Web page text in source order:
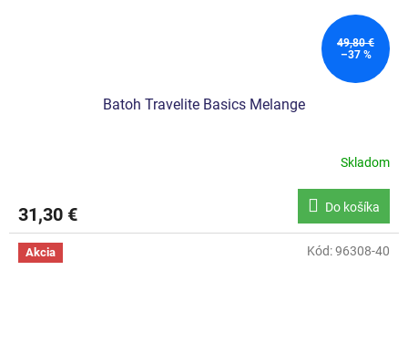
49,80 €
–37 %
Batoh Travelite Basics Melange
Skladom
31,30 € Do košíka
Akcia Kód:96308-40